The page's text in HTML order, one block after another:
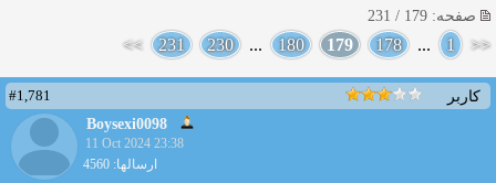
صفحه: 179 / 231
<<
1
...
178
179
180
...
230
231
>>
کاربر
#1,781
Boysexi0098
11 Oct 2024 23:38
ارسالها: 4560